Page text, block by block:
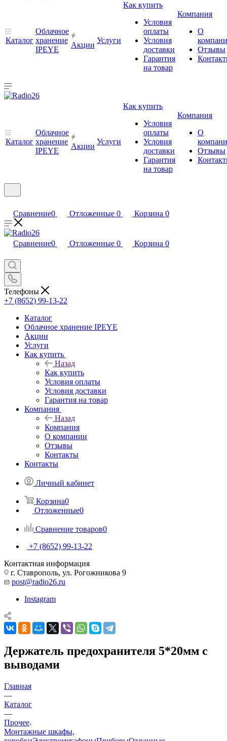
Каталог
Облачное
хранение
IPEYE
Акции
Услуги
Как купить
Условия
оплаты
Условия
доставки
Гарантия
на товар
Компания
О
Отзывы
Каталог
Облачное
хранение
IPEYE
Акции
Услуги
Как купить
Условия
оплаты
Условия
доставки
Гарантия
на товар
Компания
О
Отзывы
Сравнение0 Отложенные 0 Корзина 0
Сравнение0 Отложенные 0 Корзина 0
Телефоны
+7 (8652) 99-13-22
Каталог
Облачное хранение IPEYE
Акции
Услуги
Как купить
Назад
Как купить
Условия оплаты
Условия доставки
Гарантия на товар
Компания
Назад
Компания
О компании
Отзывы
Контакты
Контакты
Личный кабинет
Корзина0
Отложенные0
Сравнение товаров0
+7 (8652) 99-13-22
Контактная информация
г. Ставрополь, ул. Рогожникова 9
post@radio26.ru
Instagram
Держатель предохранителя 5*20мм с
выводами
Главная
—
Каталог
—
Прочее
Монтажные шкафы,